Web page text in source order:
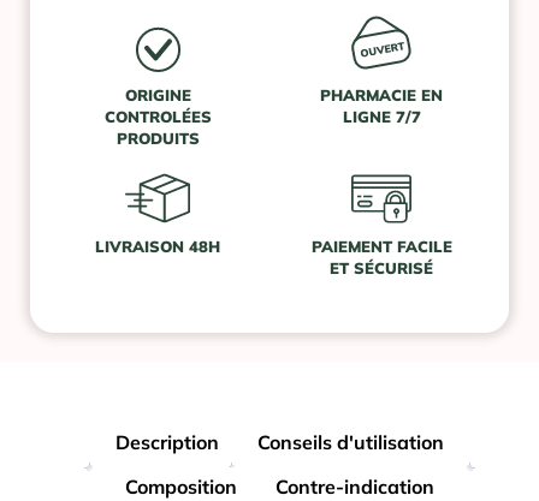
ORIGINE
CONTROLÉES
PRODUITS
PHARMACIE EN
LIGNE 7/7
LIVRAISON 48H
PAIEMENT FACILE
ET SÉCURISÉ
Description
Conseils d'utilisation
Composition
Contre-indication